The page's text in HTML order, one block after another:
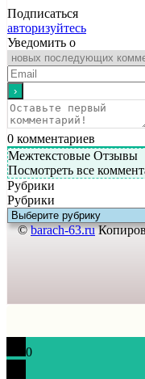
Подписаться
авторизуйтесь
Уведомить о
0 комментариев
Межтекстовые Отзывы
Посмотреть все
Рубрики
Рубрики
©barach-63.ru
0